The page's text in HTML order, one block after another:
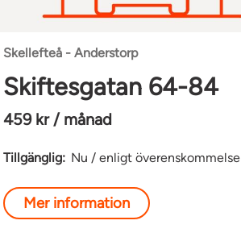
Skellefteå - Anderstorp
Skiftesgatan 64-84
459 kr / månad
Tillgänglig: Nu / enligt överenskommelse
Mer information